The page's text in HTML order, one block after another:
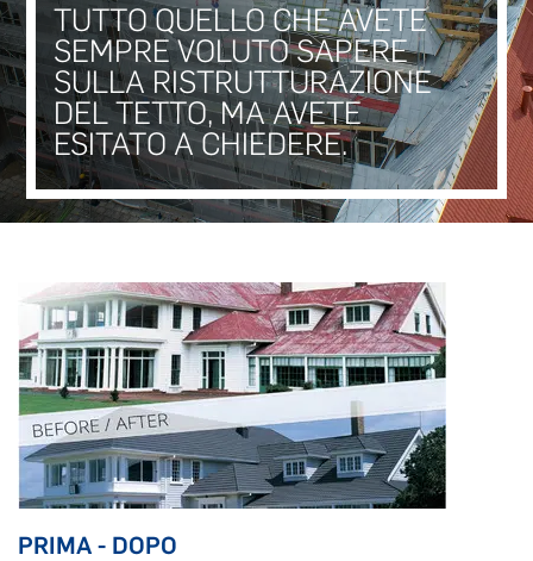
TUTTO QUELLO CHE AVETE
SEMPRE VOLUTO SAPERE
SULLA RISTRUTTURAZIONE
DEL TETTO, MA AVETE
ESITATO A CHIEDERE.
PRIMA - DOPO